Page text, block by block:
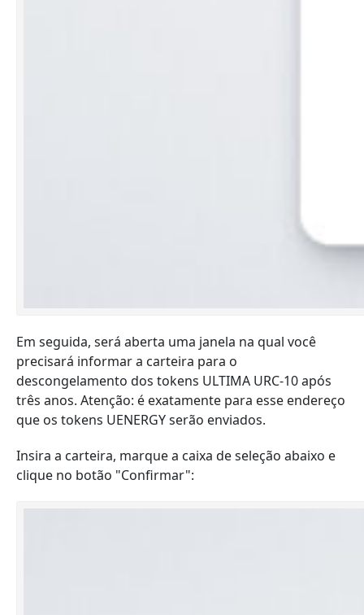
Em seguida, será aberta uma janela na qual você
precisará informar a carteira para o
descongelamento dos tokens ULTIMA URC-10 após
três anos. Atenção: é exatamente para esse endereço
que os tokens UENERGY serão enviados.
Insira a carteira, marque a caixa de seleção abaixo e
clique no botão "Confirmar":